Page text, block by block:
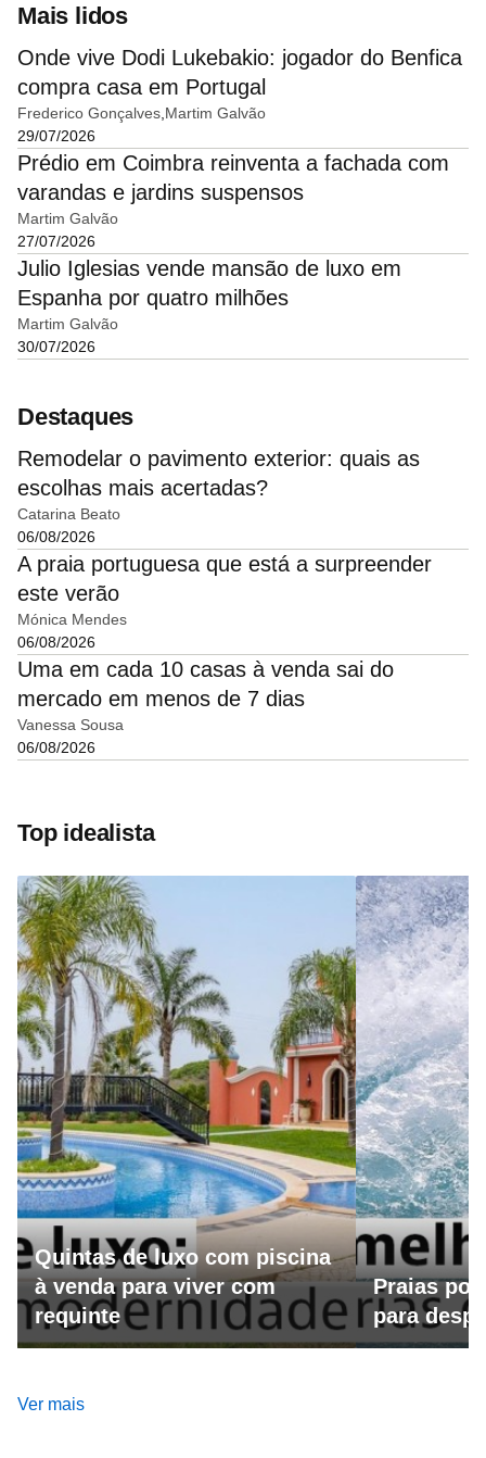
Mais lidos
Onde vive Dodi Lukebakio: jogador do Benfica
compra casa em Portugal
Frederico Gonçalves Martim Galvão
29/07/2026
Prédio em Coimbra reinventa a fachada com
varandas e jardins suspensos
Martim Galvão
27/07/2026
Julio Iglesias vende mansão de luxo em
Espanha por quatro milhões
Martim Galvão
30/07/2026
Destaques
Remodelar o pavimento exterior: quais as
escolhas mais acertadas?
Catarina Beato
06/08/2026
A praia portuguesa que está a surpreender
este verão
Mónica Mendes
06/08/2026
Uma em cada 10 casas à venda sai do
mercado em menos de 7 dias
Vanessa Sousa
06/08/2026
Top idealista
Quintas de luxo com piscina
à venda para viver com
requinte
Praias
para
Ver mais